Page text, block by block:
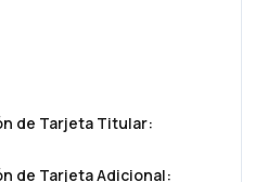
de Tarjeta Titular:
de Tarjeta Adicional: